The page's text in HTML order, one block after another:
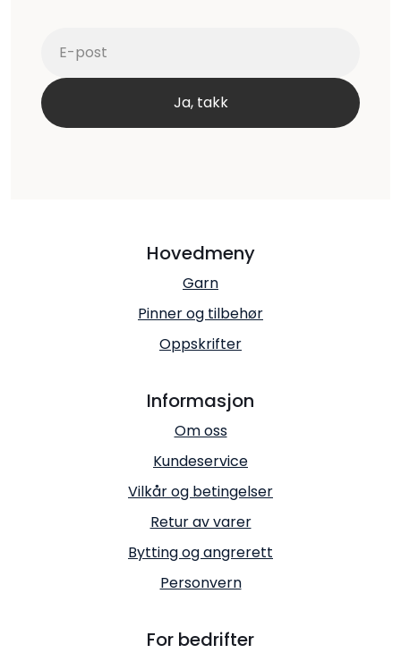
Hovedmeny
Garn
Pinner og tilbehør
Oppskrifter
Informasjon
Om oss
Kundeservice
Vilkår og betingelser
Retur av varer
Bytting og angrerett
Personvern
For bedrifter